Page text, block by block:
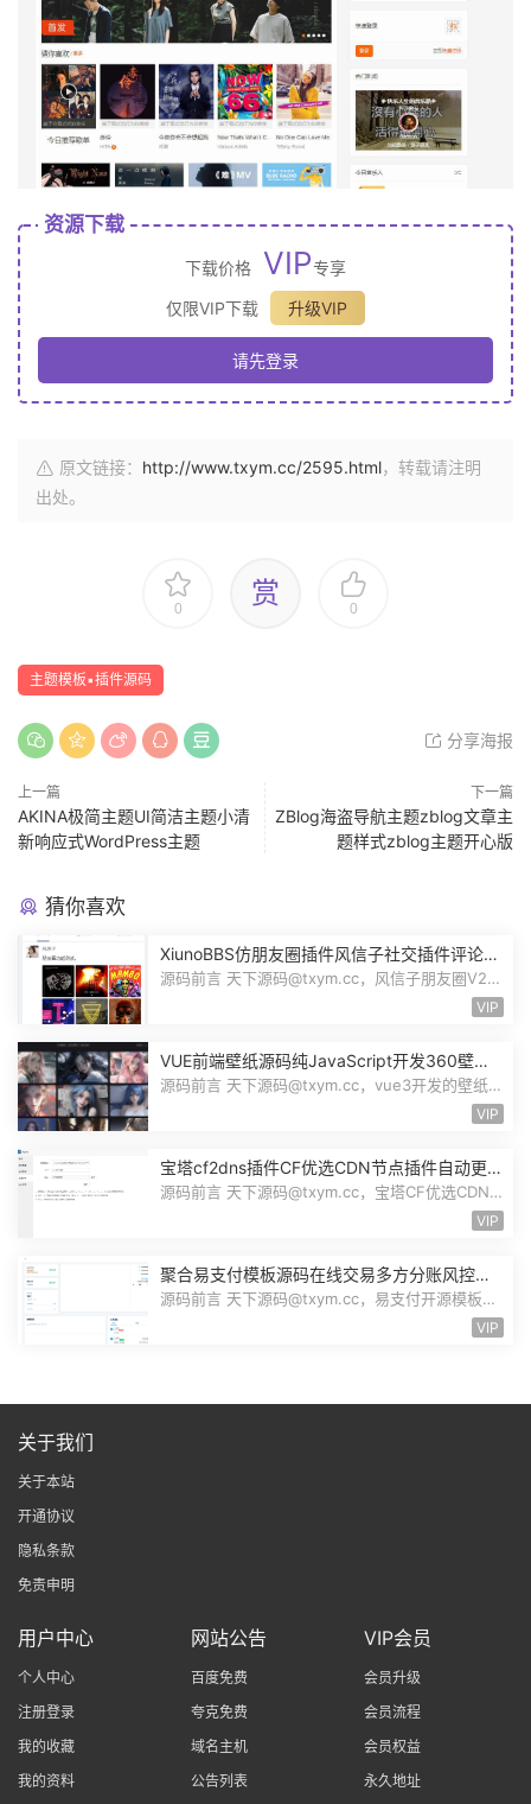
资源下载
下载价格 VIP专享
仅限VIP下载
升级VIP
请先登录
原文链接： http://www.txym.cc/2595.html，转载请注明
出处。
0 赏 0
主题模板▪插件源码
分享海报
上一篇
AKINA极简主题UI简洁主题小清
新响应式WordPress主题
下一篇
ZBlog海盗导航主题zblog文章主
题样式zblog主题开心版
猜你喜欢
XiunoBBS仿朋友圈插件风信子社交插件评论回
复点赞互动自适应源码修罗论坛fxz_friends
源码前言 天下源码@txym.cc，风信子朋友圈V2.0
VIP
VUE前端壁纸源码纯JavaScript开发360壁纸
接口wallpaper模板无后台源码奇风壁纸
源码前言 天下源码@txym.cc，vue3开发的壁纸网
VIP
宝塔cf2dns插件CF优选CDN节点插件自动更新
DNS解析记录CloudFlare优选IP插件源码
源码前言 天下源码@txym.cc，宝塔CF优选CDN
VIP
聚合易支付模板源码在线交易多方分账风控管
理资金管理结算管理FTPRO模板零云支付
源码前言 天下源码@txym.cc，易支付开源模板，
VIP
关于我们
关于本站
开通协议
隐私条款
免责申明
用户中心
个人中心
注册登录
我的收藏
我的资料
网站公告
百度免费
夸克免费
域名主机
公告列表
VIP会员
会员升级
会员流程
会员权益
永久地址